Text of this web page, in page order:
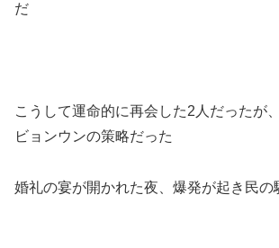
だ
こうして運命的に再会した2人だったが
ビョンウンの策略だった
婚礼の宴が開かれた夜、爆発が起き民の